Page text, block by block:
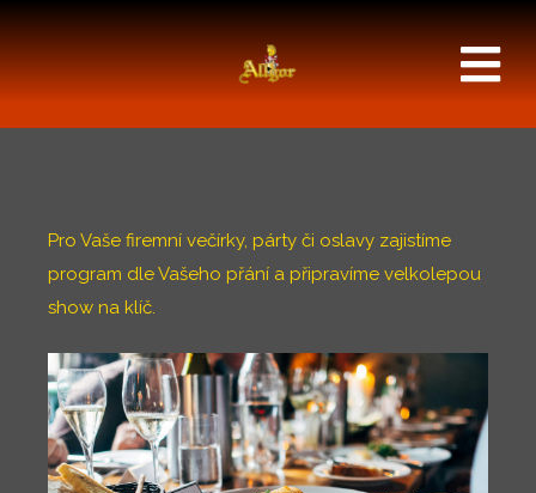
Pro Vaše firemní večírky, párty či oslavy zajistíme
program dle Vašeho přání a připravíme velkolepou
show na klíč.